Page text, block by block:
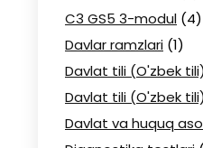
C3 GS5 3-modul (4)
Davlar ramzlari (1)
Davlat tili (O'zbek
Davlat tili (O'zbek
Davlat va huquq